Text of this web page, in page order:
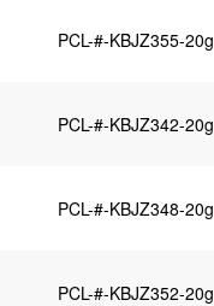
PCL-#-KBJZ355-20g
PCL-#-KBJZ342-20g
PCL-#-KBJZ348-20g
PCL-#-KBJZ352-20g